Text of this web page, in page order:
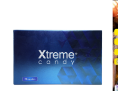
$2,980